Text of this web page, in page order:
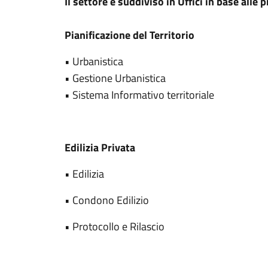
Pianificazione del Territorio
• Urbanistica
• Gestione Urbanistica
• Sistema Informativo territoriale
Edilizia Privata
• Edilizia
• Condono Edilizio
• Protocollo e Rilascio